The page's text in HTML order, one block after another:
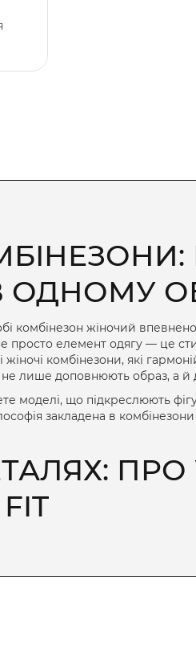
комбінезон жіночий
просто елемент одягу — це
жіночі комбінезони, які
не лише доповнюють образ, а
моделі, що підкреслюють
закладена в
міського стилю, фотосесій,